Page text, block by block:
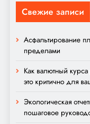
Свежие записи
Асфальтирование
пределами
Как валютный
это критично для
Экологическая
пошаговое